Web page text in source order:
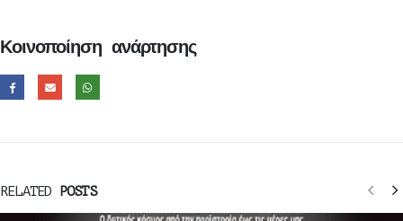
Κοινοποίηση ανάρτησης
RELATED POSTS